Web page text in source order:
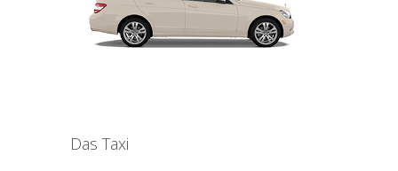
Das Taxi